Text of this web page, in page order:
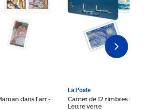
dans l'art -
La Poste
Carnet de 12 timbres - Le
Lettre verte